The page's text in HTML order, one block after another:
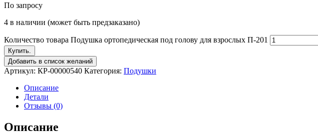
По запросу
4 в наличии (может быть предзаказано)
Количество товара Подушка ортопедическая под голову для взрослых П-201
Купить.
Добавить в список желаний
Артикул: КР-00000540 Категория: Подушки
Описание
Детали
Отзывы (0)
Описание